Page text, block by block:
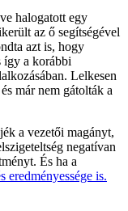
halogatott egy
az ő segítségével
azt is, hogy
így a korábbi
Lelkesen
már nem gátolták a
a vezetői magányt,
negatívan
És ha a
eredményessége is.